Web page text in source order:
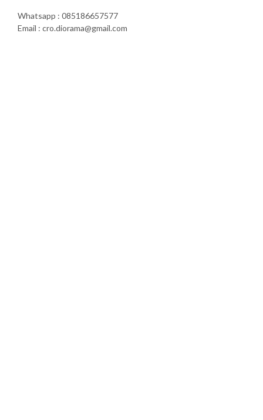
Whatsapp : 085186657577
Email : cro.diorama@gmail.com